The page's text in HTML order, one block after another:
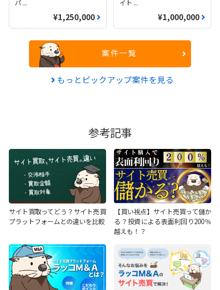
パ ...
¥1,250,000
イト ...
¥1,000,000
案件一覧
もっとピックアップ案件を見る
参考記事
サイト買取ってどう？サイト売買
プラットフォームとの違いを比較
【買い視点】サイト売買って儲か
る？投資による表面利回り200％
越えも！？